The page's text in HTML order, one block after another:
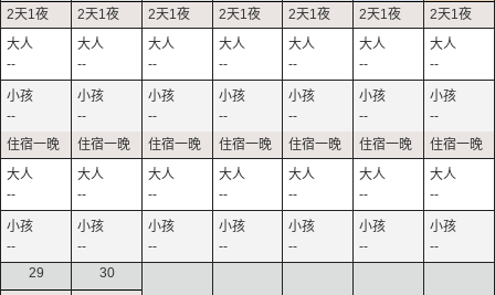
--
--
--
--
--
--
--
--
--
--
--
--
--
--
--
--
--
--
--
--
--
--
--
--
--
--
--
--
29
30